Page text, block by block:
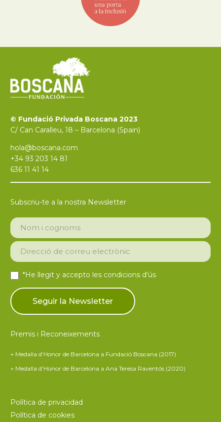
© Fundació Privada Boscana 2023
C/ Can Caralleu, 18 – Barcelona (Spain)
hola@boscana.com
+34 93 203 14 81
636 11 41 14
Subscriu-te a la nostra Newsletter
*He llegit y accepto les condicions d'ús
Premis i Reconeixements
+ Medalla d’Honor de Barcelona a Fundació Boscana (2017)
+ Medalla d’Honor de Barcelona a Ana Teresa Raventós (2020)
Política de privacidad
Política de cookies